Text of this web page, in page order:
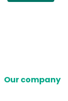
Our company